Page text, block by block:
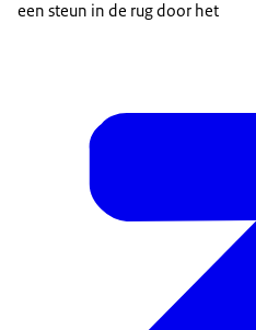
een steun in de rug door het